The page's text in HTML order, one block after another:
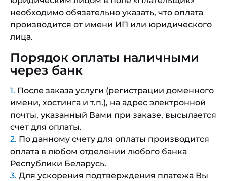
необходимо обязательно указать, что оплата
производится от имени ИП или юридического
лица.
Порядок оплаты наличными
через банк
После заказа услуги (регистрации доменного
имени, хостинга и т.п.), на адрес электронной
почты, указанный Вами при заказе, высылается
счет для оплаты.
По данному счету для оплаты производится
оплата в любом отделении любого банка
Республики Беларусь.
Для ускорения подтверждения платежа Вы